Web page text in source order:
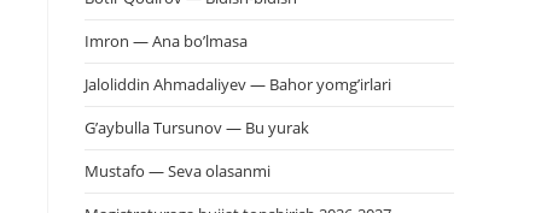
Imron — Ana bo’lmasa
Jaloliddin Ahmadaliyev — Bahor yomg’irlari
G’aybulla Tursunov — Bu yurak
Mustafo — Seva olasanmi